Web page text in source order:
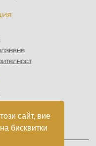
сайт, вие
бисквитки